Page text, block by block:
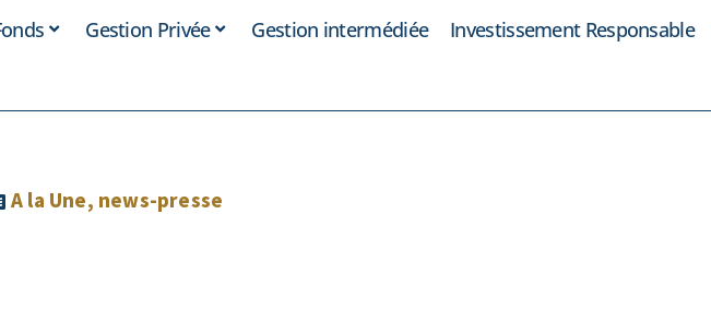
Gestion Privée Gestion intermédiée Investissement Responsable
A la Une, news-presse